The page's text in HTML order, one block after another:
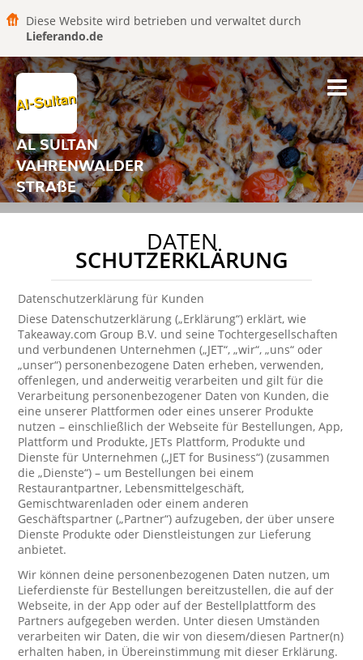
Diese Website wird betrieben und verwaltet durch
Lieferando.de
AL SULTAN
VAHRENWALDER
STRAßE
DATEN
SCHUTZERKLÄRUNG
Datenschutzerklärung für Kunden
Diese Datenschutzerklärung („Erklärung“) erklärt, wie
Takeaway.com Group B.V. und seine Tochtergesellschaften
und verbundenen Unternehmen („JET“, „wir“, „uns“ oder
„unser“) personenbezogene Daten erheben, verwenden,
offenlegen, und anderweitig verarbeiten und gilt für die
Verarbeitung personenbezogener Daten von Kunden, die
eine unserer Plattformen oder eines unserer Produkte
nutzen – einschließlich der Webseite für Bestellungen, App,
Plattform und Produkte, JETs Plattform, Produkte und
Dienste für Unternehmen („JET for Business“) (zusammen
die „Dienste“) – um Bestellungen bei einem
Restaurantpartner, Lebensmittelgeschäft,
Gemischtwarenladen oder einem anderen
Geschäftspartner („Partner“) aufzugeben, der über unsere
Dienste Produkte oder Dienstleistungen zur Lieferung
anbietet.
Wir können deine personenbezogenen Daten nutzen, um
Lieferdienste für Bestellungen bereitzustellen, die auf der
Webseite, in der App oder auf der Bestellplattform des
Partners aufgegeben werden. Unter diesen Umständen
verarbeiten wir Daten, die wir von diesem/diesen Partner(n)
erhalten haben, in Übereinstimmung mit dieser Erklärung.